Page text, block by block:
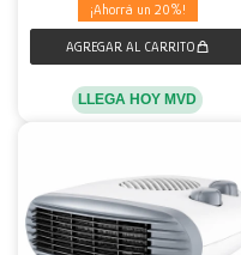
20
LLEGA HOY MVD